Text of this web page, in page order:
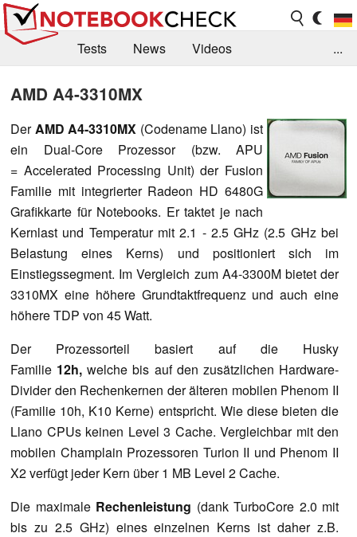
Tests News
Videos
Forum
...
AMD A4-3310MX
DerAMD A4-3310MX (Codename Llano) ist
ein Dual-Core Prozessor (bzw. APU
= Accelerated Processing Unit) der Fusion
Familie mit integrierter Radeon HD 6480G
Grafikkarte für Notebooks. Er taktet je nach
Kernlast und Temperatur mit 2.1 - 2.5 GHz (2.5 GHz bei
Belastung eines Kerns) und positioniert sich im
Einstiegssegment. Im Vergleich zum A4-3300M bietet der
3310MX eine höhere Grundtaktfrequenz und auch eine
höhere TDP von 45 Watt.
Der Prozessorteil basiert auf die Husky
Familie 12h, welche bis auf den zusätzlichen Hardware-
Divider den Rechenkernen der älteren mobilen Phenom II
(Familie 10h, K10 Kerne) entspricht. Wie diese bieten die
Llano CPUs keinen Level 3 Cache. Vergleichbar mit den
mobilen Champlain Prozessoren Turion II und Phenom II
X2 verfügt jeder Kern über 1 MB Level 2 Cache.
Die maximale Rechenleistung (dank TurboCore 2.0 mit
bis zu 2.5 GHz) eines einzelnen Kerns ist daher z.B.